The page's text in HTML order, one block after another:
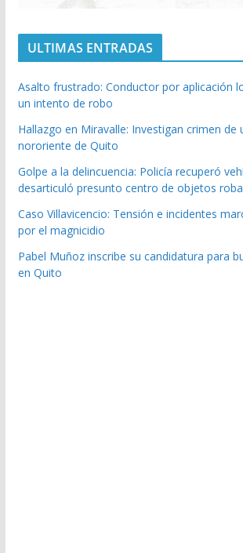
ULTIMAS ENTRADAS
Asalto frustrado: Conductor por aplicación
un intento de robo
Hallazgo en Miravalle: Investigan crimen de
nororiente de Quito
Golpe a la delincuencia: Policía recuperó
desarticuló presunto centro de objetos
Caso Villavicencio: Tensión e incidentes
por el magnicidio
Pabel Muñoz inscribe su candidatura para
en Quito